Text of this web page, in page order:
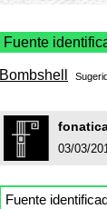
Fuente
Bombshell
03/03/
Fuente